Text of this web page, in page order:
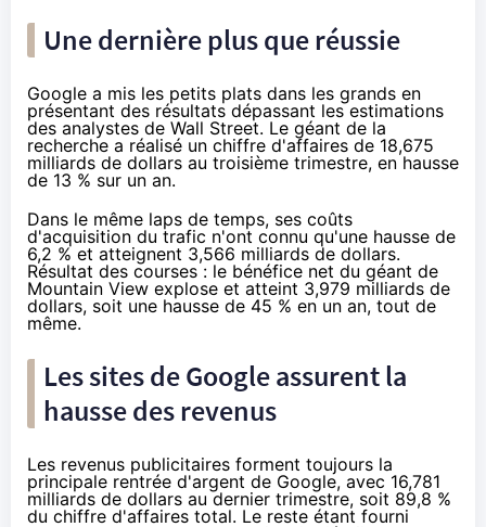
Une dernière plus que réussie
Google a mis les petits plats dans les grands en
présentant des résultats dépassant les estimations
des analystes de Wall Street. Le géant de la
recherche a réalisé un chiffre d'affaires de 18,675
milliards de dollars au troisième trimestre, en hausse
de 13 % sur un an.
Dans le même laps de temps, ses coûts
d'acquisition du trafic n'ont connu qu'une hausse de
6,2 % et atteignent 3,566 milliards de dollars.
Résultat des courses : le bénéfice net du géant de
Mountain View explose et atteint 3,979 milliards de
dollars, soit une hausse de 45 % en un an, tout de
même.
Les sites de Google assurent la
hausse des revenus
Les revenus publicitaires forment toujours la
principale rentrée d'argent de Google, avec 16,781
milliards de dollars au dernier trimestre, soit 89,8 %
du chiffre d'affaires total. Le reste étant fourni